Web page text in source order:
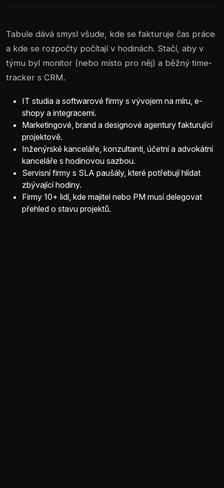
Tabule dává smysl všude, kde se fakturuje čas práce
a kde se rozpočty počítají v hodinách. Stačí, aby v
týmu byl monitor (nebo místo pro něj) a běžný time-
tracker s CRM.
IT studia a softwarové firmy s vývojem na míru, e-
shopy a integracemi.
Marketingové, brand a designové agentury fakturující
projektově.
Inženýrské kanceláře, konzultanti, účetní a advokátní
kanceláře s hodinovou sazbou.
Servisní firmy s SLA paušály, které potřebují hlídat
zbývající hodiny.
Firmy 10+ lidí, kde majitel nebo PM musí delegovat
přehled o stavu projektů.